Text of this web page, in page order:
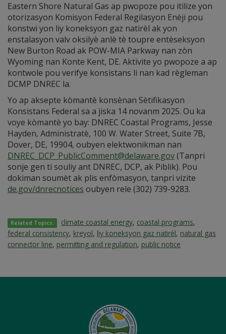
Eastern Shore Natural Gas ap pwopoze pou itilize yon
otorizasyon Komisyon Federal Regilasyon Enèji pou
konstwi yon liy koneksyon gaz natirèl ak yon
enstalasyon valv oksilyè anlè tè toupre entèseksyon
New Burton Road ak POW-MIA Parkway nan zòn
Wyoming nan Konte Kent, DE. Aktivite yo pwopoze a ap
kontwole pou verifye konsistans li nan kad règleman
DCMP DNREC la.
Yo ap aksepte kòmantè konsènan Sètifikasyon
Konsistans Federal sa a jiska 14 novanm 2025. Ou ka
voye kòmantè yo bay: DNREC Coastal Programs, Jesse
Hayden, Administratè, 100 W. Water Street, Suite 7B,
Dover, DE, 19904, oubyen elektwonikman nan
DNREC_DCP_PublicComment@delaware.gov(Tanpri
sonje gen ti souliy ant DNREC, DCP, ak Piblik). Pou
dokiman soumèt ak plis enfòmasyon, tanpri vizite
de.gov/dnrecnotices oubyen rele ‪(302) 739-9283.
Related Topics: climate coastal energy, coastal programs,
federal consistency, kreyol, liy koneksyon gaz natirèl, natural gas
connector line, permitting and regulation, public notice